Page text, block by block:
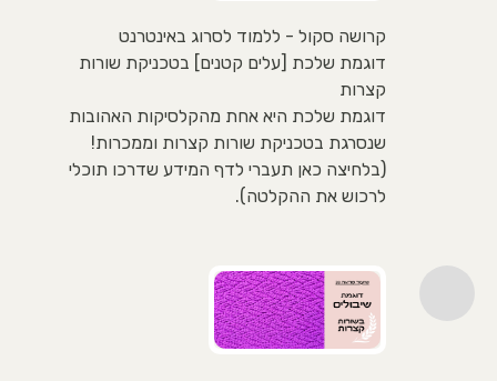
קרושה סקול - ללמוד לסרוג באינטרנט
דוגמת שלכת [עלים קטנים] בטכניקת שורות
קצרות
דוגמת שלכת היא אחת מהקלסיקות האהובות
שנסרגת בטכניקת שורות קצרות וממכרות!
(בלחיצה כאן תעברי לדף המידע שדרכו תוכלי
לרכוש את ההקלטה).